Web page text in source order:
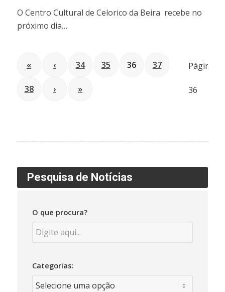
O Centro Cultural de Celorico da Beira recebe no
próximo dia…
Página
36
« ‹ 34 35 36 37
38 › »
Pesquisa de Notícias
O que procura?
Categorias: